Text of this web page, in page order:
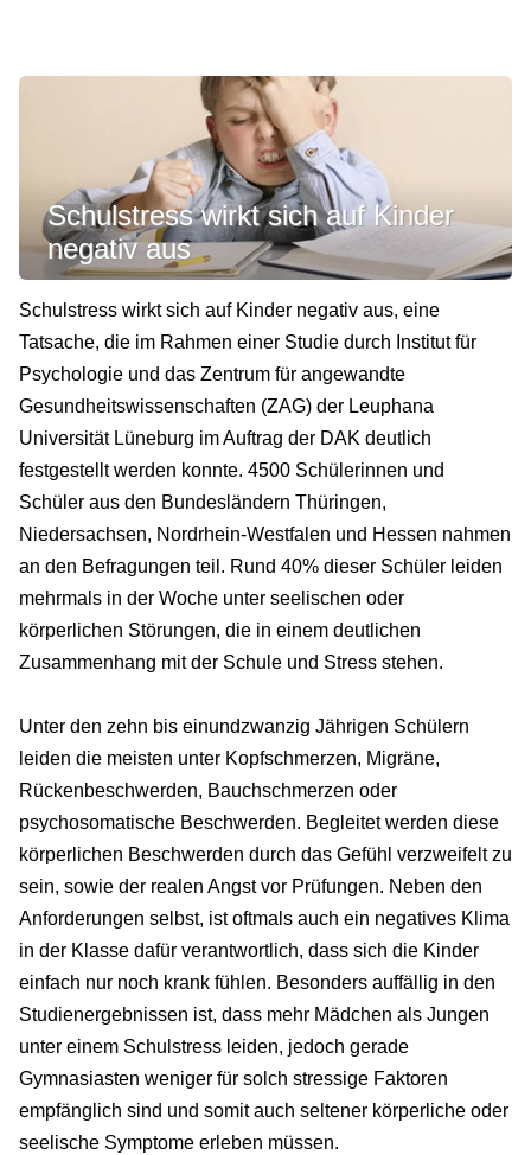
Schulstress wirkt sich auf Kinder
negativ aus
Schulstress wirkt sich auf Kinder negativ aus, eine
Tatsache, die im Rahmen einer Studie durch Institut für
Psychologie und das Zentrum für angewandte
Gesundheitswissenschaften (ZAG) der Leuphana
Universität Lüneburg im Auftrag der DAK deutlich
festgestellt werden konnte. 4500 Schülerinnen und
Schüler aus den Bundesländern Thüringen,
Niedersachsen, Nordrhein-Westfalen und Hessen nahmen
an den Befragungen teil. Rund 40% dieser Schüler leiden
mehrmals in der Woche unter seelischen oder
körperlichen Störungen, die in einem deutlichen
Zusammenhang mit der Schule und Stress stehen.
Unter den zehn bis einundzwanzig Jährigen Schülern
leiden die meisten unter Kopfschmerzen, Migräne,
Rückenbeschwerden, Bauchschmerzen oder
psychosomatische Beschwerden. Begleitet werden diese
körperlichen Beschwerden durch das Gefühl verzweifelt zu
sein, sowie der realen Angst vor Prüfungen. Neben den
Anforderungen selbst, ist oftmals auch ein negatives Klima
in der Klasse dafür verantwortlich, dass sich die Kinder
einfach nur noch krank fühlen. Besonders auffällig in den
Studienergebnissen ist, dass mehr Mädchen als Jungen
unter einem Schulstress leiden, jedoch gerade
Gymnasiasten weniger für solch stressige Faktoren
empfänglich sind und somit auch seltener körperliche oder
seelische Symptome erleben müssen.